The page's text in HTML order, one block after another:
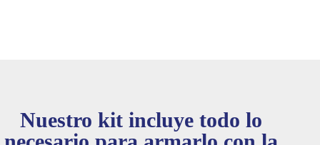
Nuestro kit incluye todo lo